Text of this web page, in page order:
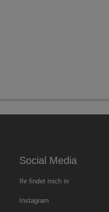
Social Media
Ihr findet mich in
Instagram